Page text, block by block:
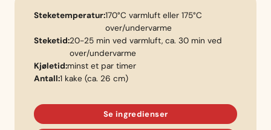
Steketemperatur:170°C varmluft eller 175°C
over/undervarme
Steketid:20-25 min ved varmluft, ca. 30 min ved
over/undervarme
Kjøletid:minst et par timer
Antall:1 kake (ca. 26 cm)
Se ingredienser